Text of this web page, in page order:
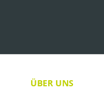
ÜBER UNS